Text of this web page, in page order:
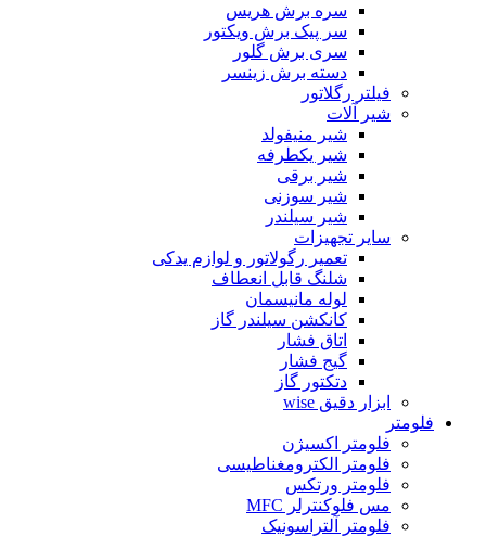
سره برش هریس
سر پیک برش ویکتور
سری برش گلور
دسته برش زینسر
فیلتر رگلاتور
شیر آلات
شیر منیفولد
شیر یکطرفه
شیر برقی
شیر سوزنی
شیر سیلندر
سایر تجهیزات
تعمیر رگولاتور و لوازم یدکی
شلنگ قابل انعطاف
لوله مانیسمان
کانکشن سیلندر گاز
اتاق فشار
گیج فشار
دتکتور گاز
ابزار دقیق wise
فلومتر
فلومتر اکسیژن
فلومتر الکترومغناطیسی
فلومتر ورتکس
مس فلوکنترلر MFC
فلومتر آلتراسونیک